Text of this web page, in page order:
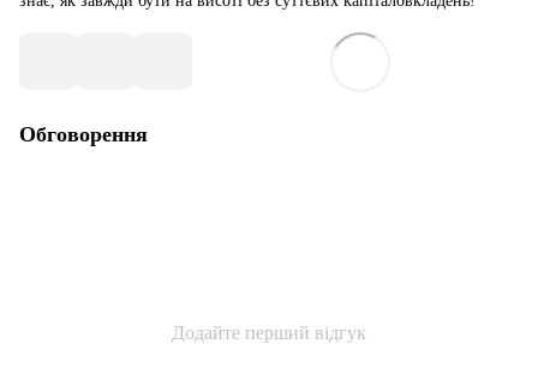
Обговорення
Додайте перший відгук